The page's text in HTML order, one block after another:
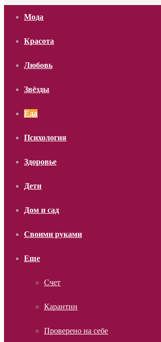
Мода
Красота
Любовь
Звёзды
Еда
Психология
Здоровье
Дети
Дом и сад
Своими руками
Еще
Счет
Карантин
Проверено на себе